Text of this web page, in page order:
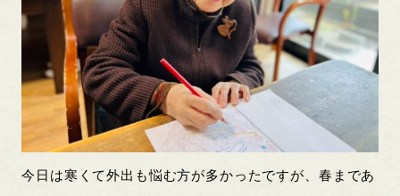
今日は寒くて外出も悩む方が多かったですが、春まであ